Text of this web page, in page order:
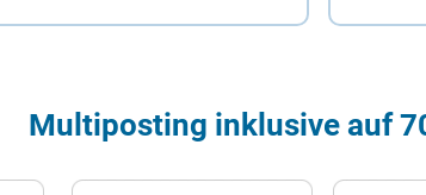
Multiposting inklusive auf